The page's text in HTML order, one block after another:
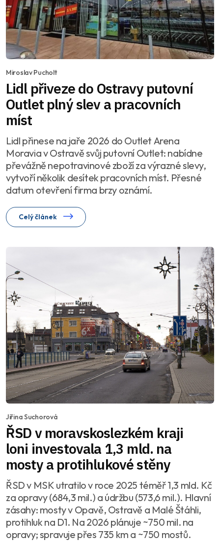
Miroslav Pucholt
Lidl přiveze do Ostravy putovní
Outlet plný slev a pracovních
míst
Lidl přinese na jaře 2026 do Outlet Arena
Moravia v Ostravě svůj putovní Outlet: nabídne
převážně nepotravinové zboží za výrazné slevy,
vytvoří několik desítek pracovních míst. Přesné
datum otevření firma brzy oznámí.
Celý článek
Jiřina Suchorová
ŘSD v moravskoslezkém kraji
loni investovala 1,3 mld. na
mosty a protihlukové stěny
ŘSD v MSK utratilo v roce 2025 téměř 1,3 mld. Kč
za opravy (684,3 mil.) a údržbu (573,6 mil.). Hlavní
zásahy: mosty v Opavě, Ostravě a Malé Štáhli,
protihluk na D1. Na 2026 plánuje ~750 mil. na
opravy; spravuje přes 735 km a ~750 mostů.